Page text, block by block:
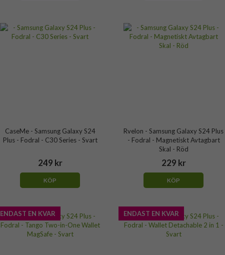
CaseMe - Samsung Galaxy S24
Plus - Fodral - C30 Series - Svart
249 kr
KÖP
Rvelon - Samsung Galaxy S24 Plus
- Fodral - Magnetiskt Avtagbart
Skal - Röd
229 kr
KÖP
ENDAST EN KVAR ENDAST EN KVAR